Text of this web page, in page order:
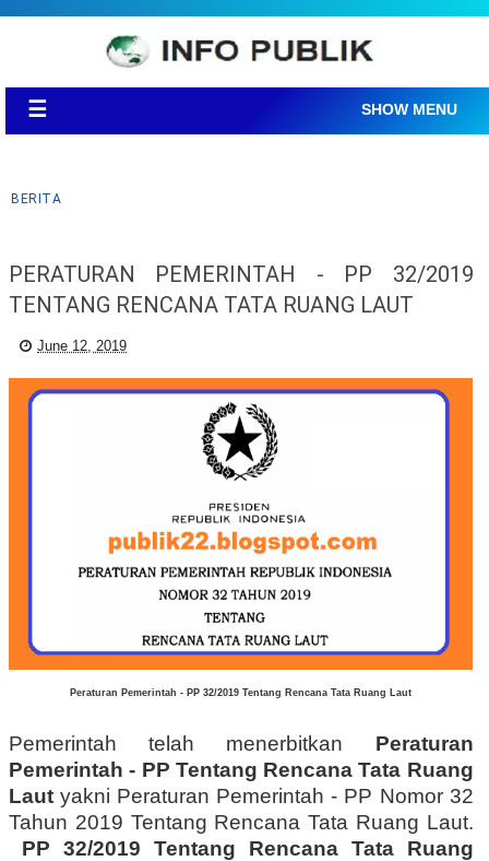
☰ SHOW MENU
BERITA
PERATURAN PEMERINTAH - PP 32/2019
TENTANG RENCANA TATA RUANG LAUT
June 12, 2019
Peraturan Pemerintah - PP 32/2019 Tentang Rencana Tata Ruang Laut
Pemerintah telah menerbitkan Peraturan
Pemerintah - PP Tentang Rencana Tata Ruang
Lautyakni Peraturan Pemerintah - PP Nomor 32
Tahun 2019 Tentang Rencana Tata Ruang Laut.
PP 32/2019 Tentang Rencana Tata Ruang